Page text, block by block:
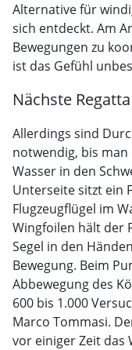
Alternative für
sich entdeckt. Am
Bewegungen zu
ist das Gefühl
Nächste
Allerdings sind
notwendig, bis
Wasser in den
Unterseite sitzt ein
Flugzeugflügel im
Wingfoilen hält der
Segel in den
Bewegung. Beim
Abbewegung des
600 bis 1.000
Marco Tommasi.
vor einiger Zeit das